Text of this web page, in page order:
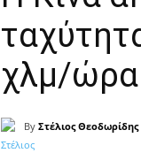
χλμ/ώρα
By Στέλιος Θεοδωρίδης